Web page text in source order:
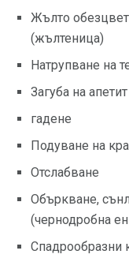
Жълто
(жълтеница)
Натрупване на
Загуба на апетит
гадене
Подуване на
Отслабване
Объркване,
(чернодробна
Спадрообразни